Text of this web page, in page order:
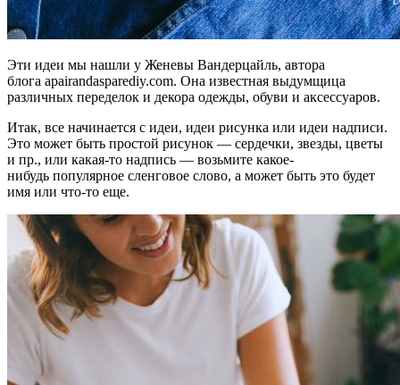
Эти идеи мы нашли у Женевы Вандерцайль, автора
блога apairandasparediy.com. Она известная выдумщица
различных переделок и декора одежды, обуви и аксессуаров.
Итак, все начинается с идеи, идеи рисунка или идеи надписи.
Это может быть простой рисунок — сердечки, звезды, цветы
и пр., или какая-то надпись — возьмите какое-
нибудь популярное сленговое слово, а может быть это будет
имя или что-то еще.